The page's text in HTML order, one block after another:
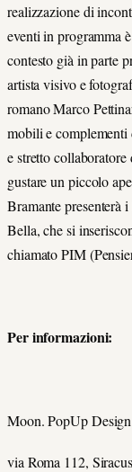
realizzazione di
eventi in programma
contesto già in parte
artista visivo e
romano Marco
mobili e complementi
e stretto
gustare un piccolo
Bramante presenterà
Bella, che si
chiamato PIM
Per informazioni:
Moon. PopUp
via Roma 112,